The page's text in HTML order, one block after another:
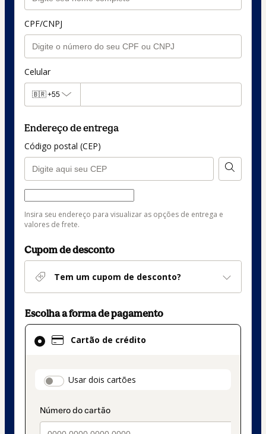
CPF/CNPJ
Celular
🇧🇷+55
Endereço de entrega
Código postal (CEP)
Forma
de
Insira seu endereço para visualizar as opções de entrega e
valores de frete.
Cupom de desconto
Tem um cupom de desconto?
Escolha a forma de pagamento
Cartão de crédito
payment_data.section_title_v2
Usar dois cartões
Cartão
de
como
pagamento